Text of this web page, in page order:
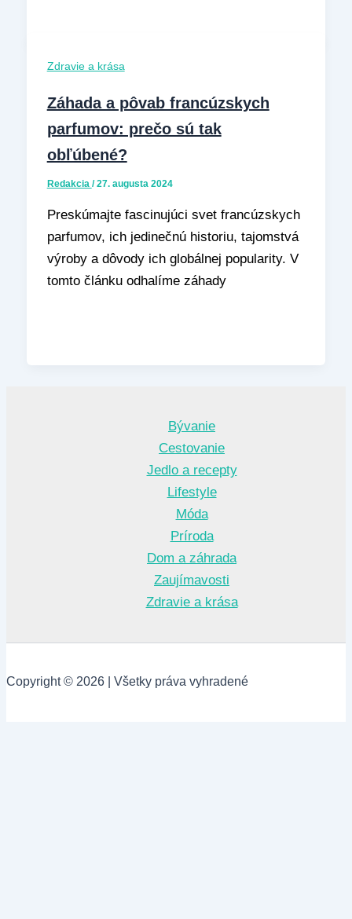
Zdravie a krása
Záhada a pôvab francúzskych
parfumov: prečo sú tak
obľúbené?
Redakcia /27. augusta 2024
Preskúmajte fascinujúci svet francúzskych
parfumov, ich jedinečnú historiu, tajomstvá
výroby a dôvody ich globálnej popularity. V
tomto článku odhalíme záhady
Bývanie
Cestovanie
Jedlo a recepty
Lifestyle
Móda
Príroda
Dom a záhrada
Zaujímavosti
Zdravie a krása
Copyright © 2026 | Všetky práva vyhradené